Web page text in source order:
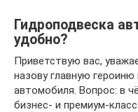
Гидроподвеска
удобно?
Приветствую вас,
назову главную
автомобиля. Вопрос: в
бизнес- и премиум-